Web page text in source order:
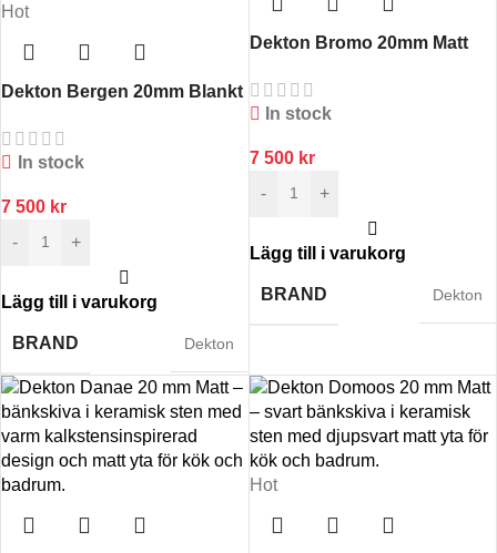
Hot
Dekton Bergen 20mm Blankt
In stock
7 500 kr
-
+
Lägg till i varukorg
BRAND Dekton
Dekton Bromo 20mm Matt
In stock
7 500 kr
-
+
Lägg till i varukorg
BRAND Dekton
Hot